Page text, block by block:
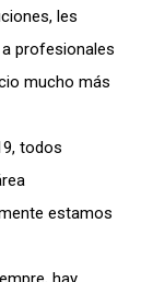
les
profesionales
mucho más
todos
estamos